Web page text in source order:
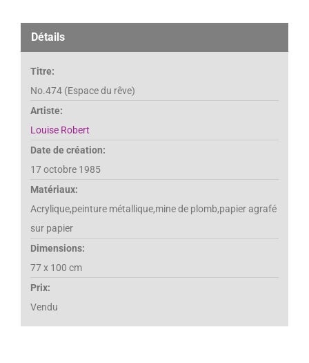
Détails
Titre:
No.474 (Espace du rêve)
Artiste:
Louise Robert
Date de création:
17 octobre 1985
Matériaux:
Acrylique,peinture métallique,mine de plomb,papier agrafé
sur papier
Dimensions:
77 x 100 cm
Prix:
Vendu